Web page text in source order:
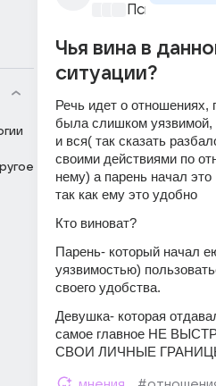
Психология
Чья вина в
ситуации?
Речь идет о отношениях,
была слишком уязвимой,
и вся( так сказать
своими действиями по
нему) а парень начал это
так как ему это удобно
Кто виноват?
Парень- который начал
уязвимостью)
своего удобства.
Девушка- которая
самое главное НЕ
СВОИ ЛИЧНЫЕ